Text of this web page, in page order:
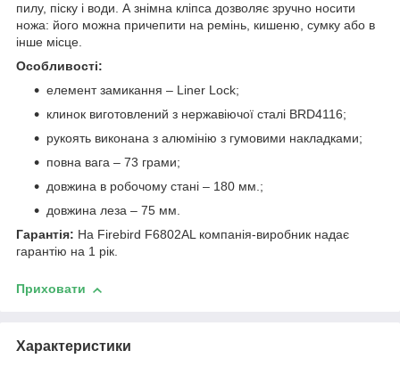
пилу, піску і води. А знімна кліпса дозволяє зручно носити
ножа: його можна причепити на ремінь, кишеню, сумку або в
інше місце.
Особливості:
елемент замикання – Liner Lock;
клинок виготовлений з нержавіючої сталі BRD4116;
рукоять виконана з алюмінію з гумовими накладками;
повна вага – 73 грами;
довжина в робочому стані – 180 мм.;
довжина леза – 75 мм.
Гарантія: На Firebird F6802AL компанія-виробник надає
гарантію на 1 рік.
Приховати
Характеристики